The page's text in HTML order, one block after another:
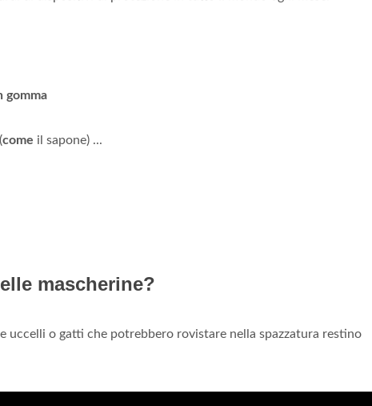
gomma
come il sapone) ...
mascherine?
uccelli o gatti che potrebbero rovistare nella spazzatura restino